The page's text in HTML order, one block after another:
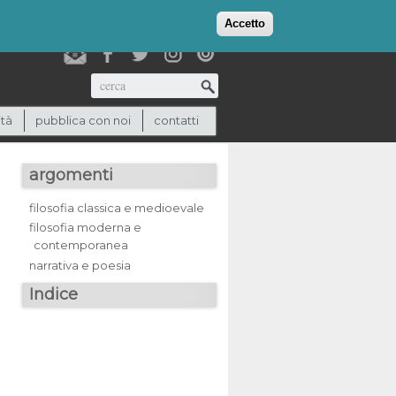
Accetto
(0)
Cerca
pubblica con noi contatti
argomenti
filosofia classica e medioevale
filosofia moderna e
contemporanea
narrativa e poesia
Indice